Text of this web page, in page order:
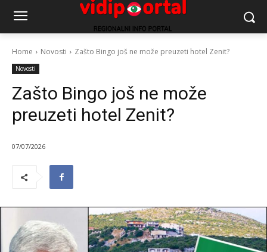
Home Novosti Zašto Bingo još ne može preuzeti hotel Zenit?
Novosti
Zašto Bingo još ne može
preuzeti hotel Zenit?
07/07/2026